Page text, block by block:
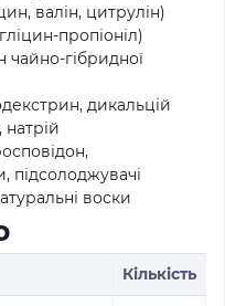
валін, цитрулін)
пропіоніл)
чайно-гібридної
дикальцій
підсолоджувачі
воски
Кількість